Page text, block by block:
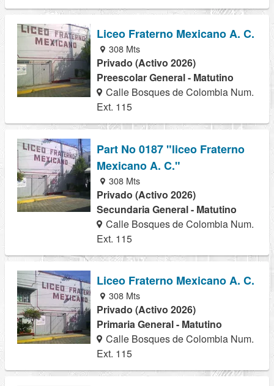
Liceo Fraterno Mexicano A. C.
308 Mts
Privado (Activo 2026)
Preescolar General - Matutino
Calle Bosques de Colombia Num.
Ext. 115
Part No 0187 "liceo Fraterno
Mexicano A. C."
308 Mts
Privado (Activo 2026)
Secundaria General - Matutino
Calle Bosques de Colombia Num.
Ext. 115
Liceo Fraterno Mexicano A. C.
308 Mts
Privado (Activo 2026)
Primaria General - Matutino
Calle Bosques de Colombia Num.
Ext. 115